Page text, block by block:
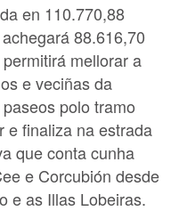
en 110.770,88
88.616,70
mellorar a
e veciñas da
polo tramo
e finaliza na estrada
que conta cunha
e Corcubión desde
e as Illas Lobeiras.